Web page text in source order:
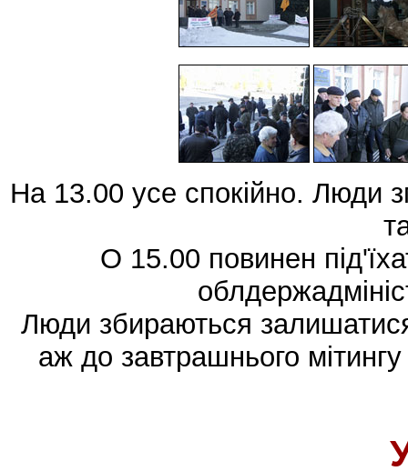
На 13.00 усе спокійно. Люди
О 15.00 повинен
Люди збираються
аж до завтрашнього